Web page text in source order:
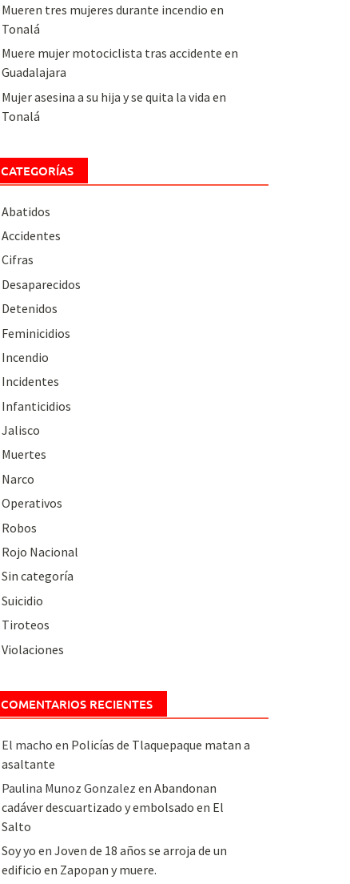
Mueren tres mujeres durante incendio en
Tonalá
Muere mujer motociclista tras accidente en
Guadalajara
Mujer asesina a su hija y se quita la vida en
Tonalá
CATEGORÍAS
Abatidos
Accidentes
Cifras
Desaparecidos
Detenidos
Feminicidios
Incendio
Incidentes
Infanticidios
Jalisco
Muertes
Narco
Operativos
Robos
Rojo Nacional
Sin categoría
Suicidio
Tiroteos
Violaciones
COMENTARIOS RECIENTES
El macho en Policías de Tlaquepaque matan a
asaltante
Paulina Munoz Gonzalez en Abandonan
cadáver descuartizado y embolsado en El
Salto
Soy yo en Joven de 18 años se arroja de un
edificio en Zapopan y muere.